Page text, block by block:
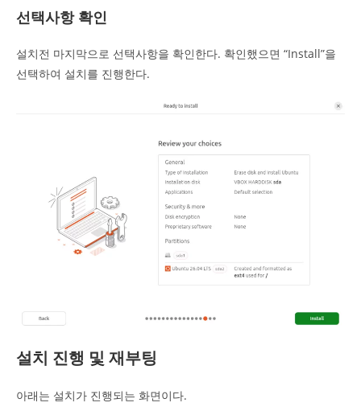
선택사항 확인
설치전 마지막으로 선택사항을 확인한다. 확인했으면 “Install”을
선택하여 설치를 진행한다.
설치 진행 및 재부팅
아래는 설치가 진행되는 화면이다.